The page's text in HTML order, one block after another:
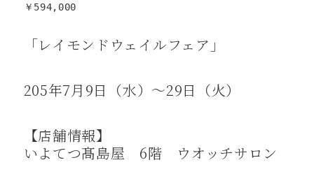
￥594,000
「レイモンドウェイルフェア」
205年7月9日（水）～29日（火）
【店舗情報】
いよてつ髙島屋 6階 ウオッチサロン